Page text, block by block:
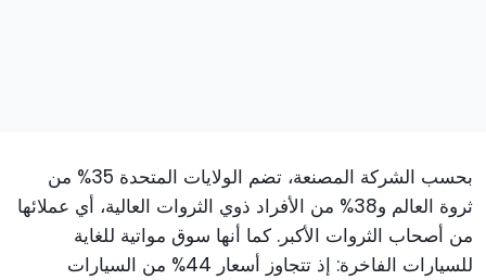
بحسب الشركة المصنعة، تضم الولايات المتحدة 35% من
ثروة العالم و38% من الأفراد ذوي الثروات العالية، أي عملائها
من أصحاب الثروات الأكبر. كما أنها سوق مواتية للغاية
للسيارات الفاخرة: إذ تتجاوز أسعار 44% من السيارات